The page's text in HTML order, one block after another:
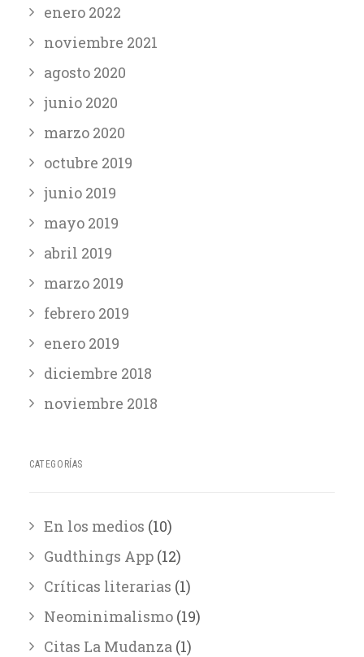
enero 2022
noviembre 2021
agosto 2020
junio 2020
marzo 2020
octubre 2019
junio 2019
mayo 2019
abril 2019
marzo 2019
febrero 2019
enero 2019
diciembre 2018
noviembre 2018
CATEGORÍAS
En los medios (10)
Gudthings App (12)
Críticas literarias (1)
Neominimalismo (19)
Citas La Mudanza (1)